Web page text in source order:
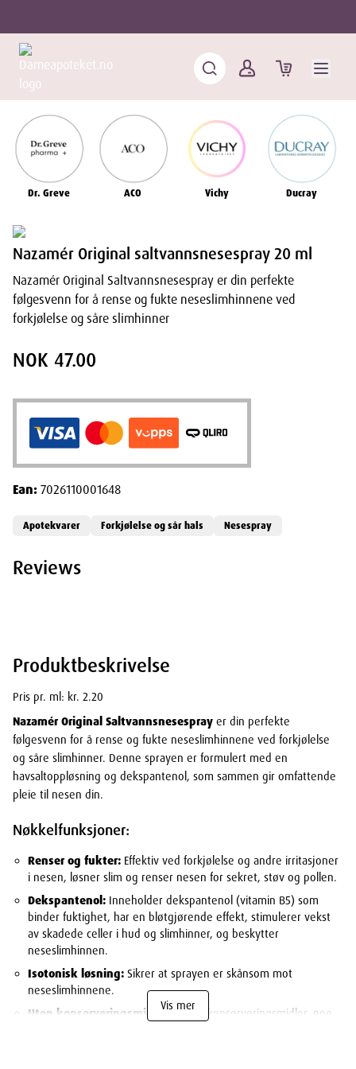
Dr. Greve ACO Vichy Ducray
Produktbeskrivelse
Pris pr. ml: kr. 2.20
Nazamér Original Saltvannsnesespray er din perfekte
følgesvenn for å rense og fukte neseslimhinnene ved forkjølelse
og såre slimhinner. Denne sprayen er formulert med en
havsaltoppløsning og dekspantenol, som sammen gir omfattende
pleie til nesen din.
Nøkkelfunksjoner:
Renser og fukter: Effektiv ved forkjølelse og andre irritasjoner
i nesen, løsner slim og renser nesen for sekret, støv og pollen.
Dekspantenol: Inneholder dekspantenol (vitamin B5) som
binder fuktighet, har en bløtgjørende effekt, stimulerer vekst
av skadede celler i hud og slimhinner, og beskytter
neseslimhinnen.
Isotonisk løsning: Sikrer at sprayen er skånsom mot
neseslimhinnene.
Uten konserveringsmiddel: Fri for konserveringsmidler, noe
Vis mer
Nazamér Original saltvannsnesespray 20 ml
Nazamér Original Saltvannsnesespray er din perfekte
følgesvenn for å rense og fukte neseslimhinnene ved
forkjølelse og såre slimhinner
NOK 47.00
Ean:7026110001648
Apotekvarer Forkjølelse og sår hals Nesespray
Reviews